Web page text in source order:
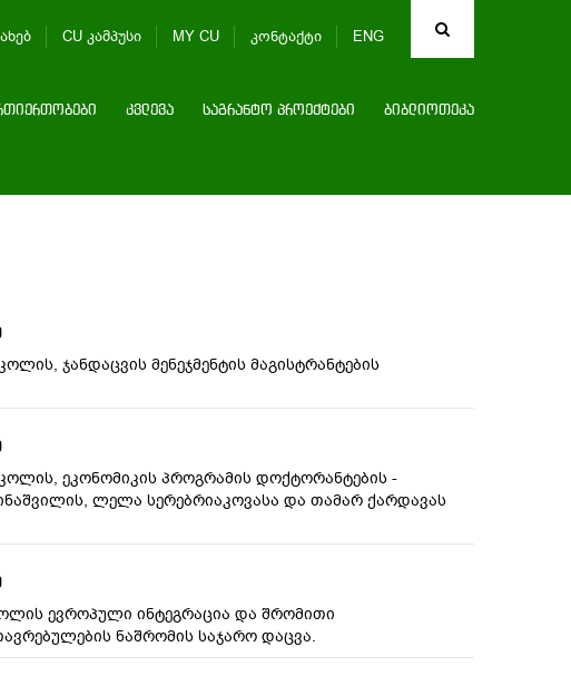
ENG
CU კამპუსი MY CU კონტაქტი
კვლევა საგრანტო პროექტები ბიბლიოთეკა
ჯანდაცვის მენეჯმენტის მაგისტრანტების
ეკონომიკის პროგრამის დოქტორანტების -
ლელა სერებრიაკოვასა და თამარ ქარდავას
ევროპული ინტეგრაცია და შრომითი
ნაშრომის საჯარო დაცვა.